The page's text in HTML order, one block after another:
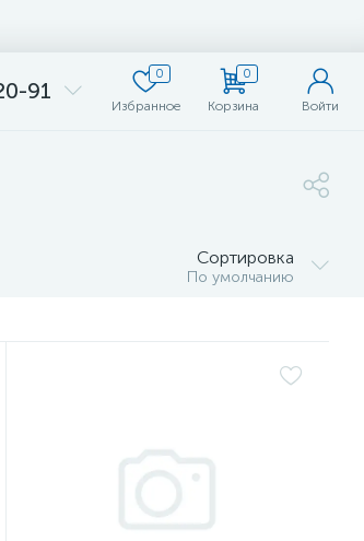
91
0
Избранное
0
Корзина Войти
Сортировка
По умолчанию